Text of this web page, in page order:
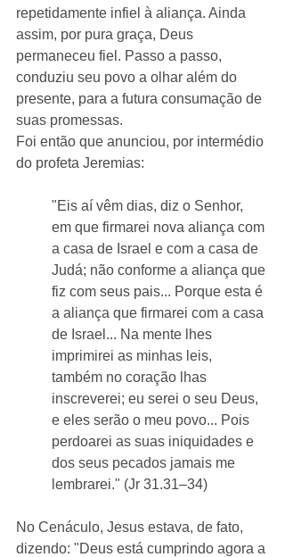
repetidamente infiel à aliança. Ainda
assim, por pura graça, Deus
permaneceu fiel. Passo a passo,
conduziu seu povo a olhar além do
presente, para a futura consumação de
suas promessas.
Foi então que anunciou, por intermédio
do profeta Jeremias:
"Eis aí vêm dias, diz o Senhor,
em que firmarei nova aliança com
a casa de Israel e com a casa de
Judá; não conforme a aliança que
fiz com seus pais... Porque esta é
a aliança que firmarei com a casa
de Israel... Na mente lhes
imprimirei as minhas leis,
também no coração lhas
inscreverei; eu serei o seu Deus,
e eles serão o meu povo... Pois
perdoarei as suas iniquidades e
dos seus pecados jamais me
lembrarei." (Jr 31.31–34)
No Cenáculo, Jesus estava, de fato,
dizendo: "Deus está cumprindo agora a